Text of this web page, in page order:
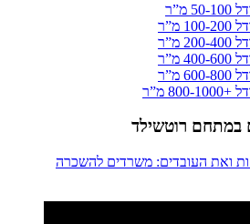
מ”ר
במתחם רוטשילד
ואת העובדים: משרדים להשכרה